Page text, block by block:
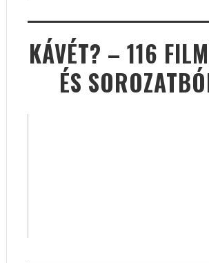
KÁVÉT? – 116
ÉS